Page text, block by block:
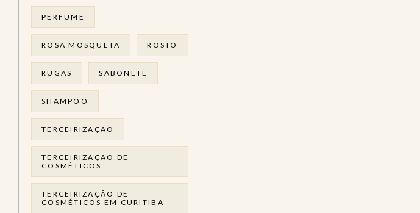
PERFUME
ROSA MOSQUETA ROSTO
RUGAS SABONETE
SHAMPOO
TERCEIRIZAÇÃO
TERCEIRIZAÇÃO DE
COSMÉTICOS
TERCEIRIZAÇÃO DE
COSMÉTICOS EM CURITIBA